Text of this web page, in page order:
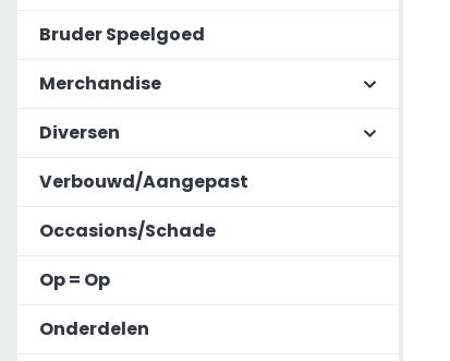
Bruder Speelgoed
Merchandise
Diversen
Verbouwd/Aangepast
Occasions/Schade
Op = Op
Onderdelen